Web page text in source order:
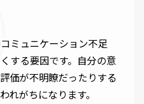
ミュニケーション不足
する要因です。自分の意
価が不明瞭だったりする
れがちになります。